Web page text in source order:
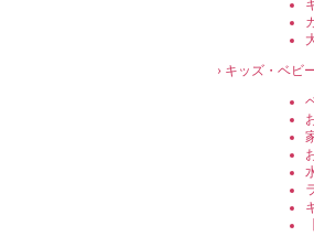
› キッズ・ベビ